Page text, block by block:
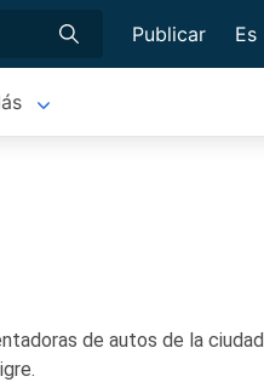
Publicar Es
de autos de la ciudad